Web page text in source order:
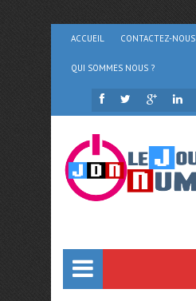
ACCUEIL CONTACTEZ-NOUS
QUI SOMMES NOUS ?